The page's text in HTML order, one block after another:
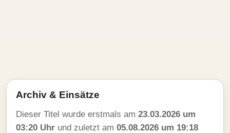
Archiv & Einsätze
Dieser Titel wurde erstmals am 23.03.2026 um
03:20 Uhr und zuletzt am 05.08.2026 um 19:18